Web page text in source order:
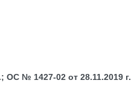
№ 1427-02 от 28.11.2019 г.